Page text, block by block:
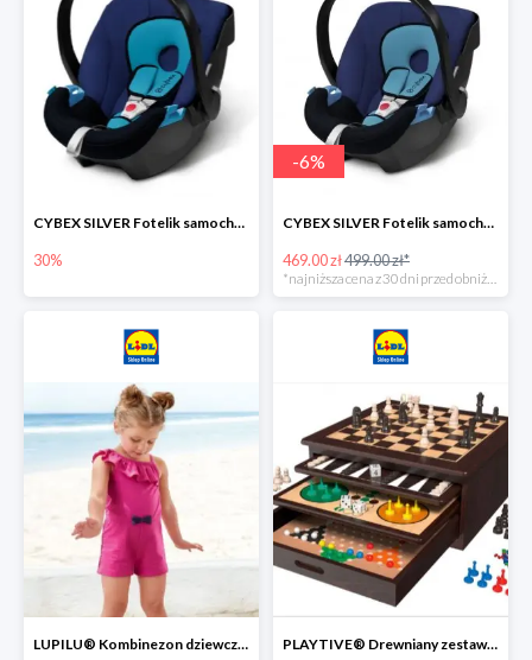
CYBEX SILVER Fotelik samochodowy -30%
30%
-6%
CYBEX SILVER Fotelik samochodowy + dostawa gratis!
469.00 zł499.00 zł*
*najniższa cena z 30 dni przed obniżką
LUPILU® Kombinezon dziewczęcy z bawełny PLAYTIVE® Drewniany zestaw gier 10 w 1